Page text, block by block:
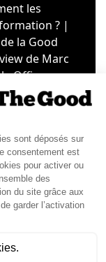
les
? |
la Good
de Marc
Officer